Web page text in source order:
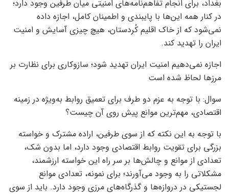
بغداد، برای انجام تفاهم‌نامه‌های امنیتی میان طرفین وجود دارد؛
در کنار همه این‌ها با پایبندی و اطمینان کامل، اجازه داده
نمی‌شود که از خاک اقلیم کُردستان، هیچ چیزی آسایش و امنیت
ایران را تهدید کند.
اجازه نمی‌دهیم امنیت ایران تهدید شود؛ سازوکاری برای نظارت بر
مرزها لحاظ شده است
سوال: با توجه به عزم دو طرف برای تعمیق روابط به‌ویژه در زمینه
اقتصادی، مهم‌ترین موانع پیش روی آن چیست؟
با توجه به این نکته که از سوی طرفین، اراده مشترک و خواسته
بزرگی برای تقویت روابط اقتصادی وجود دارد، اما بدون شک،
تعدادی از موانع و چالش‌ها بر سر راه این خواسته ارزشمند،
مشکلاتی را به وجود می‌آورند؛ برای نمونه، تعدادی موانع
لجستیکی در دروازه‌ها و گذرگاه‌های مرزی وجود دارد. باید از سوی